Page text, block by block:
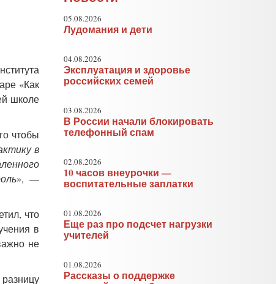
«Как
школе
чтобы
в
», —
что
в
не
05.08.2026
Лудомания и дети
04.08.2026
Эксплуатация и здоровье
российских семей
03.08.2026
В России начали блокировать
телефонный спам
02.08.2026
10 часов внеурочки —
воспитательные заплатки
01.08.2026
Еще раз про подсчет нагрузки
учителей
01.08.2026
Рассказы о поддержке